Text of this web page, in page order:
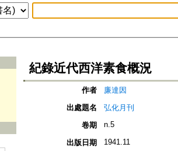
紀錄近代西洋素食概況
作者
廉達因
出處題名
弘化月刊
卷期
n.5
出版日期 1941.11